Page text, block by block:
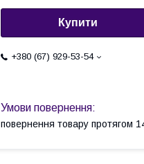
Купити
+380 (67) 929-53-54
повернення товару протягом